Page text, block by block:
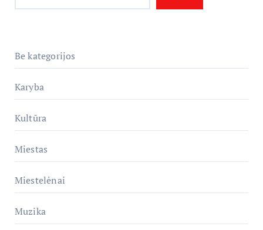
Be kategorijos
Karyba
Kultūra
Miestas
Miestelėnai
Muzika